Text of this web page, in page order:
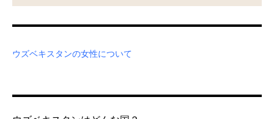
ウズベキスタンの女性について